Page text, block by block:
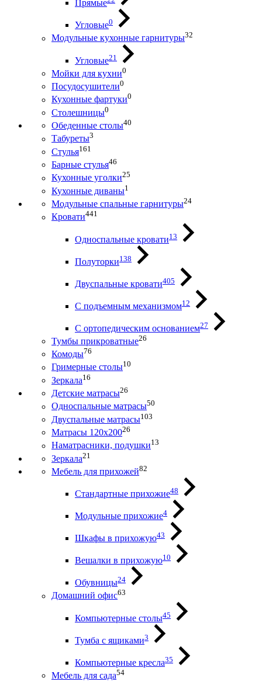
Прямые
Угловые0
Модульные кухонные гарнитуры32
Угловые21
Мойки для кухни0
Посудосушители0
Кухонные фартуки0
Столешницы0
Обеденные столы40
Табуреты3
Стулья161
Барные стулья46
Кухонные уголки25
Кухонные диваны1
Модульные спальные гарнитуры24
Кровати441
Односпальные кровати13
Полуторки138
Двуспальные кровати405
С подъемным механизмом12
С ортопедическим основанием27
Тумбы прикроватные26
Комоды76
Гримерные столы10
Зеркала16
Детские матрасы26
Односпальные матрасы50
Двуспальные матрасы103
Матрасы 120х20026
Наматрасники, подушки13
Зеркала21
Мебель для прихожей82
Стандартные прихожие48
Модульные прихожие4
Шкафы в прихожую43
Вешалки в прихожую10
Обувницы24
Домашний офис63
Компьютерные столы45
Тумба с ящиками3
Компьютерные кресла35
Мебель для сада54